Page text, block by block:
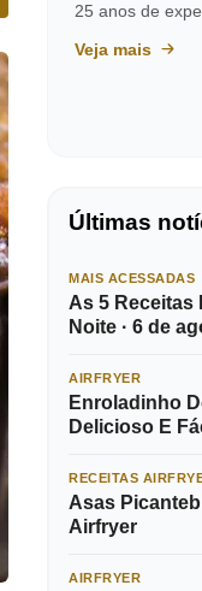
25 anos de
Veja mais
Últimas
MAIS ACESSADAS
As 5
Noite · 6 de
AIRFRYER
Enroladinho
Delicioso E
RECEITAS
Asas
Airfryer
AIRFRYER